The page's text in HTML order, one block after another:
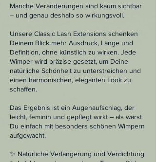
Manche Veränderungen sind kaum sichtbar
– und genau deshalb so wirkungsvoll.
Unsere Classic Lash Extensions schenken
Deinem Blick mehr Ausdruck, Länge und
Definition, ohne künstlich zu wirken. Jede
Wimper wird präzise gesetzt, um Deine
natürliche Schönheit zu unterstreichen und
einen harmonischen, eleganten Look zu
schaffen.
Das Ergebnis ist ein Augenaufschlag, der
leicht, feminin und gepflegt wirkt – als wärst
Du einfach mit besonders schönen Wimpern
aufgewacht.
✨ Natürliche Verlängerung und Verdichtung